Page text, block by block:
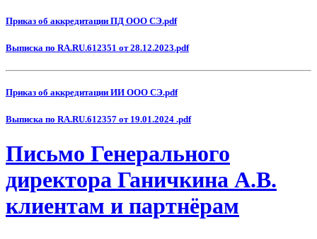
Приказ об аккредитации ПД ООО СЭ.pdf
Выписка по RA.RU.612351 от 28.12.2023.pdf
Приказ об аккредитации ИИ ООО СЭ.pdf
Выписка по RA.RU.612357 от 19.01.2024 .pdf
Письмо Генерального
директора Ганичкина А.В.
клиентам и партнёрам